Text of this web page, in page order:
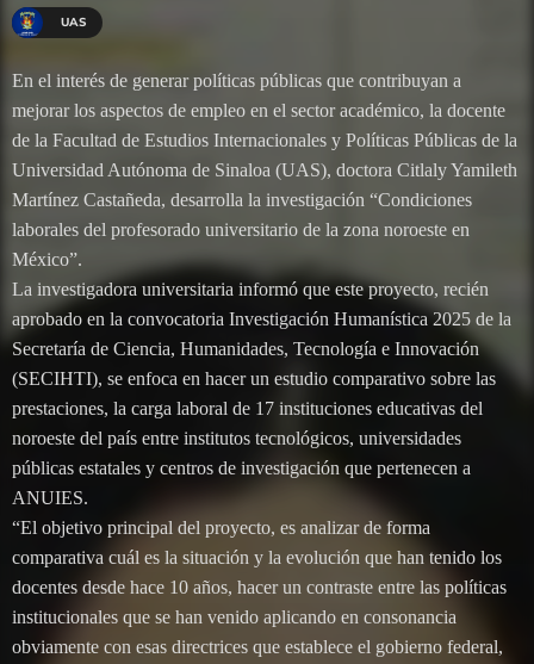
UAS
En el interés de generar políticas públicas que contribuyan a
mejorar los aspectos de empleo en el sector académico, la docente
de la Facultad de Estudios Internacionales y Políticas Públicas de la
Universidad Autónoma de Sinaloa (UAS), doctora Citlaly Yamileth
Martínez Castañeda, desarrolla la investigación “Condiciones
laborales del profesorado universitario de la zona noroeste en
México”.
La investigadora universitaria informó que este proyecto, recién
aprobado en la convocatoria Investigación Humanística 2025 de la
Secretaría de Ciencia, Humanidades, Tecnología e Innovación
(SECIHTI), se enfoca en hacer un estudio comparativo sobre las
prestaciones, la carga laboral de 17 instituciones educativas del
noroeste del país entre institutos tecnológicos, universidades
públicas estatales y centros de investigación que pertenecen a
ANUIES.
“El objetivo principal del proyecto, es analizar de forma
comparativa cuál es la situación y la evolución que han tenido los
docentes desde hace 10 años, hacer un contraste entre las políticas
institucionales que se han venido aplicando en consonancia
obviamente con esas directrices que establece el gobierno federal,